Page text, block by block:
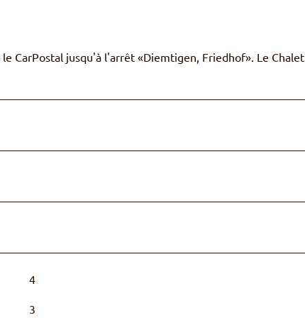
CarPostal jusqu'à l'arrêt «Diemtigen, Friedhof». Le
4
3